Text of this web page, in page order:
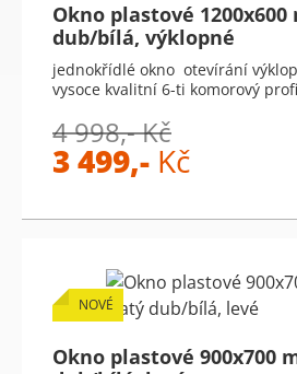
Okno plastové
dub/bílá, výklopné
jednokřídlé okno otevírání
vysoce kvalitní 6-ti komorový
4 998,- Kč
3 499,- Kč
NOVÉ
Okno plastové 900x700